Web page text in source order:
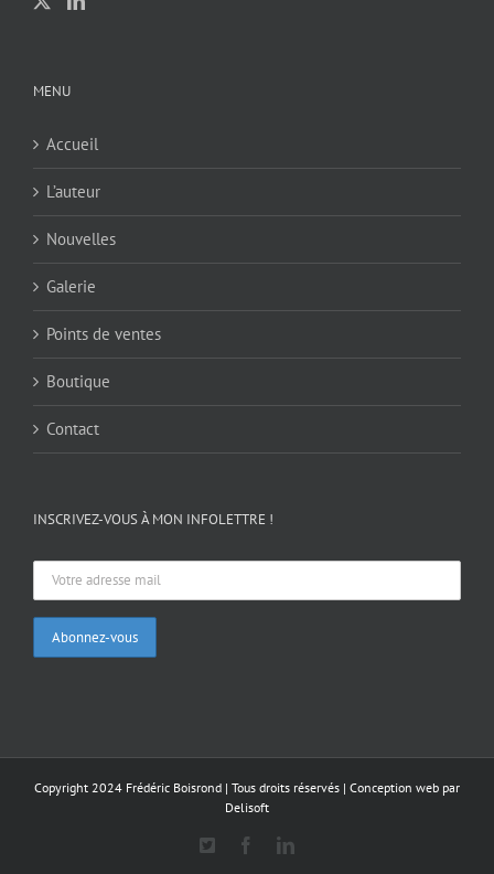
MENU
Accueil
L’auteur
Nouvelles
Galerie
Points de ventes
Boutique
Contact
INSCRIVEZ-VOUS À MON INFOLETTRE !
Copyright 2024 Frédéric Boisrond | Tous droits réservés | Conception web par
Delisoft
FacebookLinkedIn